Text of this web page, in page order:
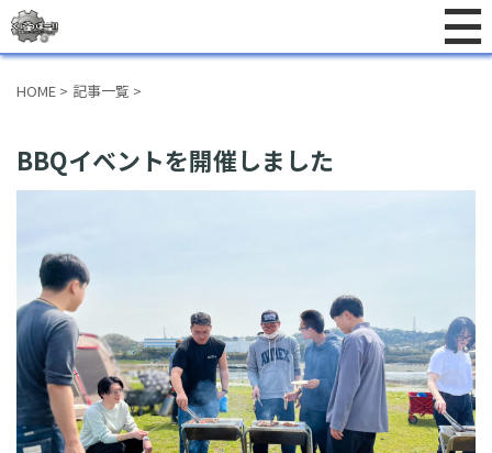
HOME > 記事一覧 >
BBQイベントを開催しました